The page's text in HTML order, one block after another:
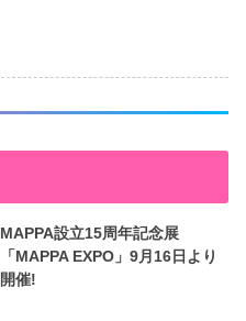
MAPPA設立15周年記念展
「MAPPA EXPO」9月16日より
開催!